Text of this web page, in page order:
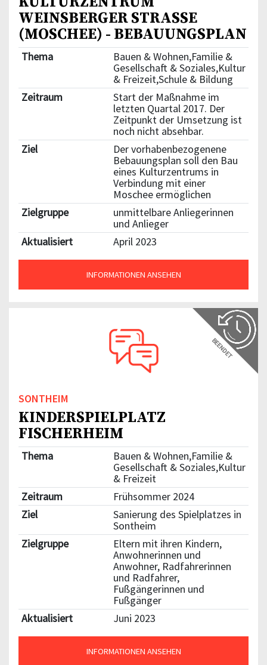
WEINSBERGER STRASSE (
MOSCHEE) - BEBAUUNGSPLAN
Thema
Bauen & Wohnen,Familie &
Gesellschaft & Soziales,Kultur
& Freizeit,Schule & Bildung
Zeitraum
Start der Maßnahme im
letzten Quartal 2017. Der
Zeitpunkt der Umsetzung ist
noch nicht absehbar.
Ziel
Der vorhabenbezogenene
Bebauungsplan soll den Bau
eines Kulturzentrums in
Verbindung mit einer
Moschee ermöglichen
Zielgruppe
unmittelbare Anliegerinnen
und Anlieger
Aktualisiert
April 2023
INFORMATIONEN ANSEHEN
SONTHEIM
KINDERSPIELPLATZ
FISCHERHEIM
Thema
Bauen & Wohnen,Familie &
Gesellschaft & Soziales,Kultur
& Freizeit
Zeitraum
Frühsommer 2024
Ziel
Sanierung des Spielplatzes in
Sontheim
Zielgruppe
Eltern mit ihren Kindern,
Anwohnerinnen und
Anwohner, Radfahrerinnen
und Radfahrer,
Fußgängerinnen und
Fußgänger
Aktualisiert
Juni 2023
INFORMATIONEN ANSEHEN
BEENDET